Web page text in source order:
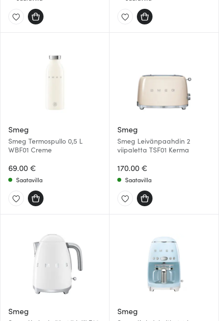
Smeg
Smeg Termospullo 0,5 L
WBF01 Creme
69.00 €
Saatavilla
Smeg
Smeg Leivänpaahdin 2
viipaletta TSF01 Kerma
170.00 €
Saatavilla
Smeg Smeg